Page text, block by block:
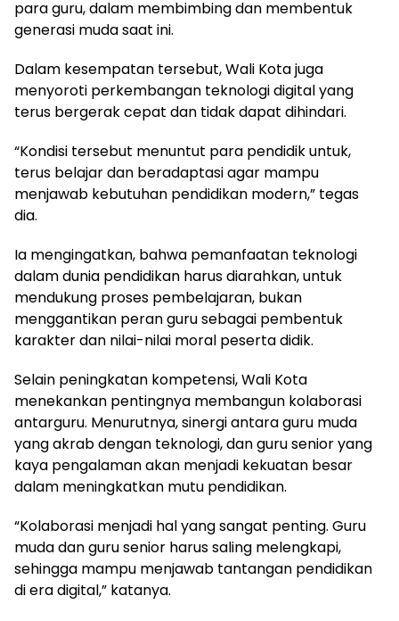
para guru, dalam membimbing dan membentuk
generasi muda saat ini.
Dalam kesempatan tersebut, Wali Kota juga
menyoroti perkembangan teknologi digital yang
terus bergerak cepat dan tidak dapat dihindari.
“Kondisi tersebut menuntut para pendidik untuk,
terus belajar dan beradaptasi agar mampu
menjawab kebutuhan pendidikan modern,” tegas
dia.
Ia mengingatkan, bahwa pemanfaatan teknologi
dalam dunia pendidikan harus diarahkan, untuk
mendukung proses pembelajaran, bukan
menggantikan peran guru sebagai pembentuk
karakter dan nilai-nilai moral peserta didik.
Selain peningkatan kompetensi, Wali Kota
menekankan pentingnya membangun kolaborasi
antarguru. Menurutnya, sinergi antara guru muda
yang akrab dengan teknologi, dan guru senior yang
kaya pengalaman akan menjadi kekuatan besar
dalam meningkatkan mutu pendidikan.
“Kolaborasi menjadi hal yang sangat penting. Guru
muda dan guru senior harus saling melengkapi,
sehingga mampu menjawab tantangan pendidikan
di era digital,” katanya.